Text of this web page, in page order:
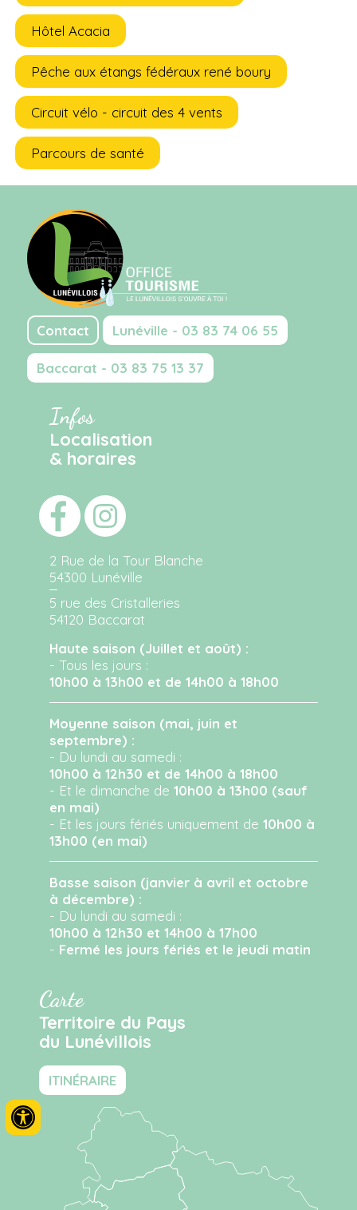
Hôtel Acacia
Pêche aux étangs fédéraux rené boury
Circuit vélo - circuit des 4 vents
Parcours de santé
Contact Lunéville - 03 83 74 06 55
Baccarat - 03 83 75 13 37
Infos
Localisation
& horaires
2 Rue de la Tour Blanche
54300 Lunéville
5 rue des Cristalleries
54120 Baccarat
Haute saison (Juillet et août) :
- Tous les jours :
10h00 à 13h00 et de 14h00 à 18h00
Moyenne saison (mai, juin et
septembre) :
- Du lundi au samedi :
10h00 à 12h30 et de 14h00 à 18h00
- Et le dimanche de10h00 à 13h00 (sauf
en mai)
- Et les jours fériés uniquement de10h00 à
13h00 (en mai)
Basse saison (janvier à avril et octobre
à décembre) :
- Du lundi au samedi :
10h00 à 12h30 et 14h00 à 17h00
- Fermé les jours fériés et le jeudi matin
Carte
Territoire du Pays
du Lunévillois
ITINÉRAIRE